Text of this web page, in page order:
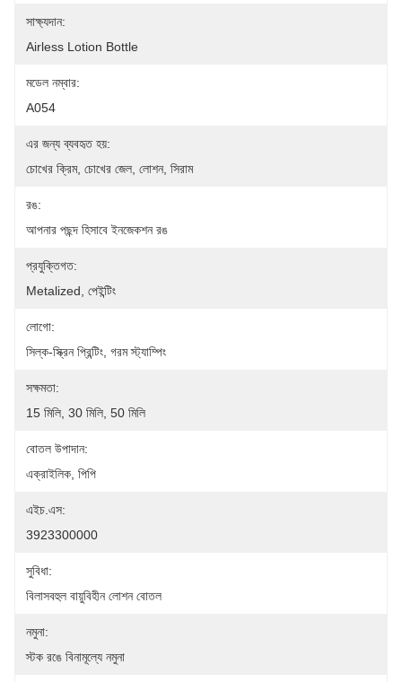
সাক্ষ্যদান:
Airless Lotion Bottle
মডেল নম্বার:
A054
এর জন্য ব্যবহৃত হয়:
চোখের ক্রিম, চোখের জেল, লোশন, সিরাম
রঙ:
আপনার পছন্দ হিসাবে ইনজেকশন রঙ
প্রযুক্তিগত:
Metalized, পেইন্টিং
লোগো:
সিল্ক-স্ক্রিন প্রিন্টিং, গরম স্ট্যাম্পিং
সক্ষমতা:
15 মিলি, 30 মিলি, 50 মিলি
বোতল উপাদান:
এক্রাইলিক, পিপি
এইচ.এস:
3923300000
সুবিধা:
বিলাসবহুল বায়ুবিহীন লোশন বোতল
নমুনা:
স্টক রঙে বিনামূল্যে নমুনা